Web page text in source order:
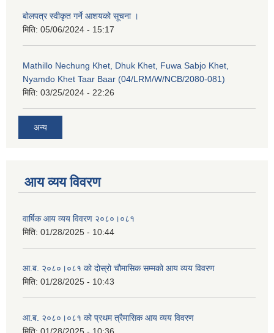
बोलपत्र स्वीकृत गर्ने आशयको सूचना ।
मिति: 05/06/2024 - 15:17
Mathillo Nechung Khet, Dhuk Khet, Fuwa Sabjo Khet,
Nyamdo Khet Taar Baar (04/LRM/W/NCB/2080-081)
मिति: 03/25/2024 - 22:26
अन्य
आय व्यय विवरण
वार्षिक आय व्यय विवरण २०८०।०८१
मिति: 01/28/2025 - 10:44
आ.ब. २०८०।०८१ को दोस्रो चौमासिक सम्मको आय व्यय विवरण
मिति: 01/28/2025 - 10:43
आ.ब. २०८०।०८१ को प्रथम त्रैमासिक आय व्यय विवरण